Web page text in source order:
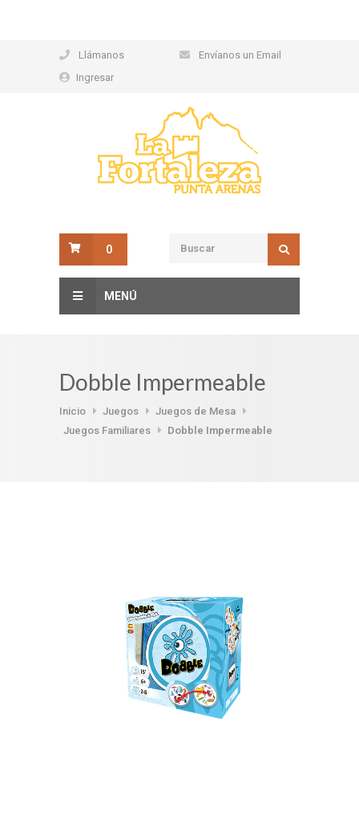
Llámanos
Envíanos un Email
Ingresar
0
MENÚ
Dobble Impermeable
Inicio Juegos
Juegos de Mesa
Juegos Familiares
Dobble Impermeable